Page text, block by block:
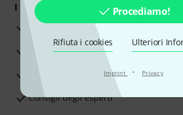
Procediamo!
Rifiuta i cookies Ulteriori
Imprint · Privacy
I tuoi vantaggi
3 anni di garanzia Thomann
30 giorni di garanzia soddisfatti o
Servizio Riparazioni
Consigli degli esperti